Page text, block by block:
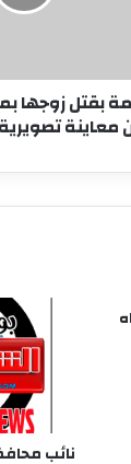
الحكومة تبحث
وزير البترول
الطاقة
بيان القائمة
بالعمل
صورة تذكارية
الفرنسي بمقر
بقتل زوجها
معاينة
نائب